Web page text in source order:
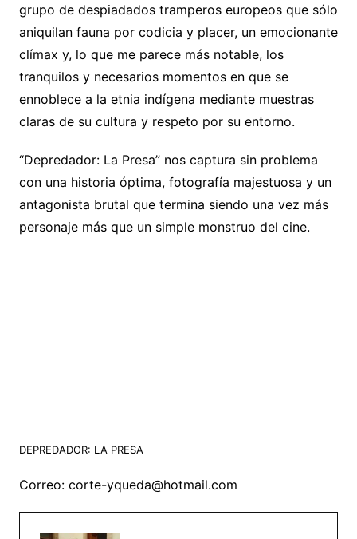
grupo de despiadados tramperos europeos que sólo
aniquilan fauna por codicia y placer, un emocionante
clímax y, lo que me parece más notable, los
tranquilos y necesarios momentos en que se
ennoblece a la etnia indígena mediante muestras
claras de su cultura y respeto por su entorno.
“Depredador: La Presa” nos captura sin problema
con una historia óptima, fotografía majestuosa y un
antagonista brutal que termina siendo una vez más
personaje más que un simple monstruo del cine.
DEPREDADOR: LA PRESA
Correo: corte-yqueda@hotmail.com